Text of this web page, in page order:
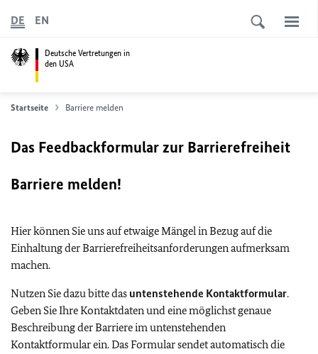
Deutsche Vertretungen in
den USA
DE EN
Startseite Barriere melden
Das Feedbackformular zur Barrierefreiheit
Barriere melden!
Hier können Sie uns auf etwaige Mängel in Bezug auf die
Einhaltung der Barrierefreiheitsanforderungen aufmerksam
machen.
Nutzen Sie dazu bitte das untenstehende Kontaktformular.
Geben Sie Ihre Kontaktdaten und eine möglichst genaue
Beschreibung der Barriere im untenstehenden
Kontaktformular ein. Das Formular sendet automatisch die